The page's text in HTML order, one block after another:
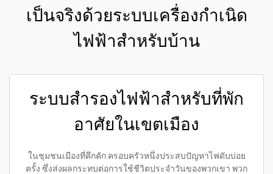
เป็นจริงด้วยระบบเครื่องกำเนิด
ไฟฟ้าสำหรับบ้าน
ระบบสำรองไฟฟ้าสำหรับที่พัก
อาศัยในเขตเมือง
ในชุมชนเมืองที่คึกคัก ครอบครัวหนึ่งประสบปัญหาไฟดับบ่อย
ครั้ง ซึ่งส่งผลกระทบต่อการใช้ชีวิตประจำวันของพวกเขา พวก